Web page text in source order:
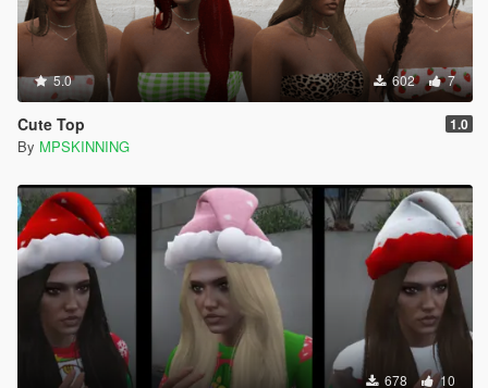
5.0 602 7
Cute Top 1.0
By MPSKINNING
678 10